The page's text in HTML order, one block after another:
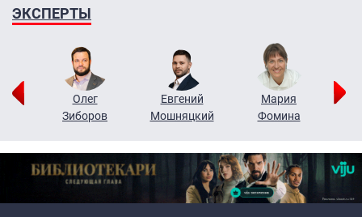
ЭКСПЕРТЫ
Олег
Зиборов
Евгений
Мошняцкий
Мария
Фомина